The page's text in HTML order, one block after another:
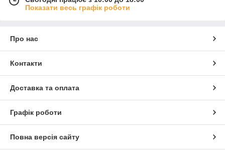
Показати весь графік роботи
Про нас
Контакти
Доставка та оплата
Графік роботи
Повна версія сайту